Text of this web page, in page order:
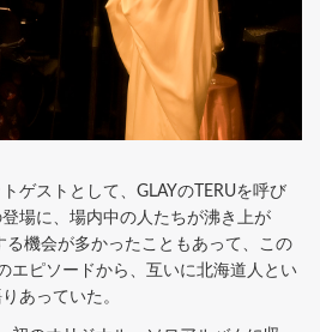
ゲストとして、GLAYのTERUを呼び
場に、場内中の人たちが沸き上が
る機会が多かったこともあって、この
エピソードから、互いに北海道人とい
あっていた。